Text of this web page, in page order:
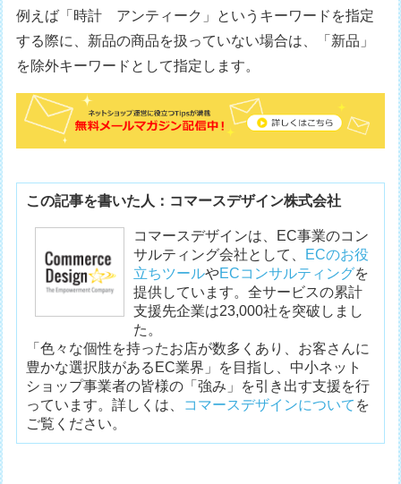
例えば「時計 アンティーク」というキーワードを指定
する際に、新品の商品を扱っていない場合は、「新品」
を除外キーワードとして指定します。
この記事を書いた人：コマースデザイン株式会社
コマースデザインは、EC事業のコン
サルティング会社として、 ECのお役
立ちツールやECコンサルティングを
提供しています。全サービスの累計
支援先企業は23,000社を突破しまし
た。
「色々な個性を持ったお店が数多くあり、お客さんに
豊かな選択肢があるEC業界」を目指し、中小ネット
ショップ事業者の皆様の「強み」を引き出す支援を行
っています。詳しくは、 コマースデザインについて を
ご覧ください。